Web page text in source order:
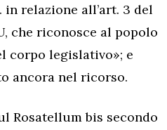
in relazione all’art. 3 del
che riconosce al popolo
corpo legislativo»; e
ancora nel ricorso.
Rosatellum bis secondo